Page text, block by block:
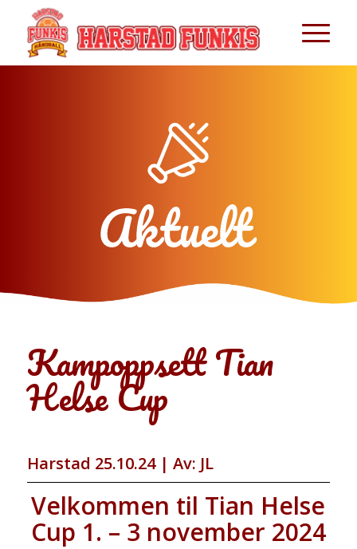
Kampoppsett Tian
Helse Cup
Harstad 25.10.24 | Av: JL
Velkommen til Tian Helse
Cup 1. – 3 november 2024